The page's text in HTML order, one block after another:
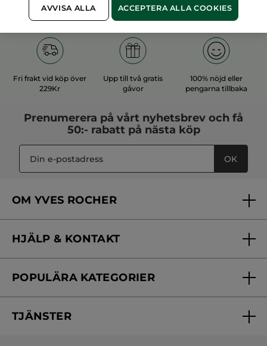
Fri frakt vid köp över
229Kr
Upp till två gratis
gåvor
100% nöjd eller
pengarna tillbaka
Prenumerera på vårt nyhetsbrev och få
50:- rabatt på nästa köp
OK
OM YVES ROCHER
Vårt engagemang
Skönhetstips
HJÄLP & KONTAKT
Kontakta oss
Online prislista
POPULÄRA KATEGORIER
Erbjudanden
TJÄNSTER
AVVISA ALLA ACCEPTERA ALLA COOKIES